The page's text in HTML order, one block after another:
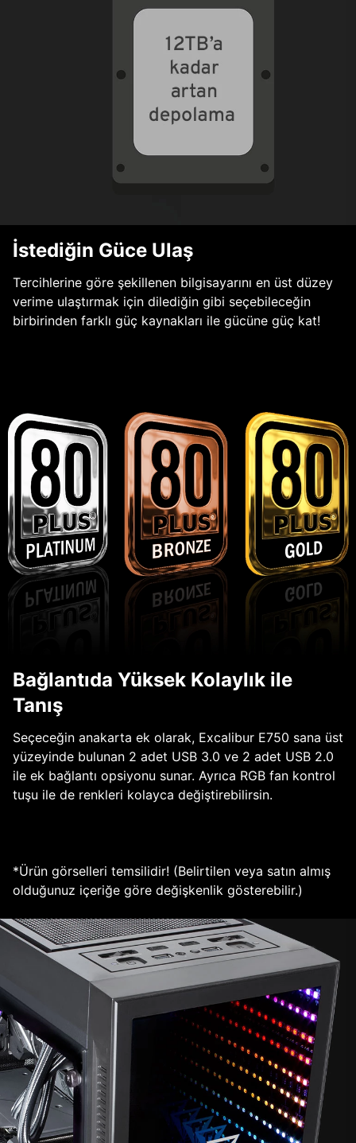
İstediğin Güce Ulaş
Tercihlerine göre şekillenen bilgisayarını en üst düzey
verime ulaştırmak için dilediğin gibi seçebileceğin
birbirinden farklı güç kaynakları ile gücüne güç kat!
Bağlantıda Yüksek Kolaylık ile
Tanış
Seçeceğin anakarta ek olarak, Excalibur E750 sana üst
yüzeyinde bulunan 2 adet USB 3.0 ve 2 adet USB 2.0
ile ek bağlantı opsiyonu sunar. Ayrıca RGB fan kontrol
tuşu ile de renkleri kolayca değiştirebilirsin.
*Ürün görselleri temsilidir! (Belirtilen veya satın almış
olduğunuz içeriğe göre değişkenlik gösterebilir.)